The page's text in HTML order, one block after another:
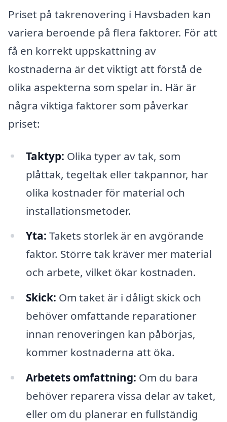
Priset på takrenovering i Havsbaden kan
variera beroende på flera faktorer. För att
få en korrekt uppskattning av
kostnaderna är det viktigt att förstå de
olika aspekterna som spelar in. Här är
några viktiga faktorer som påverkar
priset:
Taktyp: Olika typer av tak, som
plåttak, tegeltak eller takpannor, har
olika kostnader för material och
installationsmetoder.
Yta: Takets storlek är en avgörande
faktor. Större tak kräver mer material
och arbete, vilket ökar kostnaden.
Skick: Om taket är i dåligt skick och
behöver omfattande reparationer
innan renoveringen kan påbörjas,
kommer kostnaderna att öka.
Arbetets omfattning: Om du bara
behöver reparera vissa delar av taket,
eller om du planerar en fullständig